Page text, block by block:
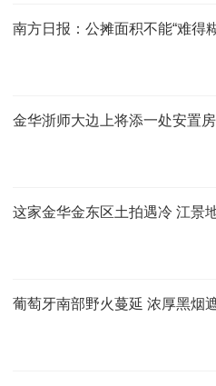
南方日报：公摊面积不能“难得
金华浙师大边上将添一处安置
这家金华金东区土拍遇冷 江景
葡萄牙南部野火蔓延 浓厚黑烟